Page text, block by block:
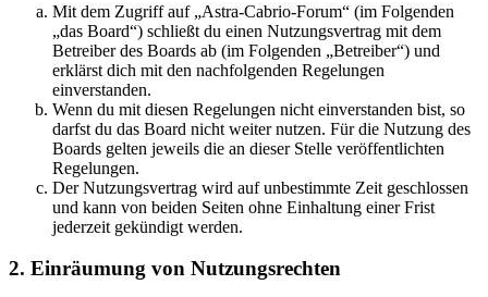
Mit dem Zugriff auf „Astra-Cabrio-Forum“ (im Folgenden
„das Board“) schließt du einen Nutzungsvertrag mit dem
Betreiber des Boards ab (im Folgenden „Betreiber“) und
erklärst dich mit den nachfolgenden Regelungen
einverstanden.
Wenn du mit diesen Regelungen nicht einverstanden bist, so
darfst du das Board nicht weiter nutzen. Für die Nutzung des
Boards gelten jeweils die an dieser Stelle veröffentlichten
Regelungen.
Der Nutzungsvertrag wird auf unbestimmte Zeit geschlossen
und kann von beiden Seiten ohne Einhaltung einer Frist
jederzeit gekündigt werden.
2. Einräumung von Nutzungsrechten